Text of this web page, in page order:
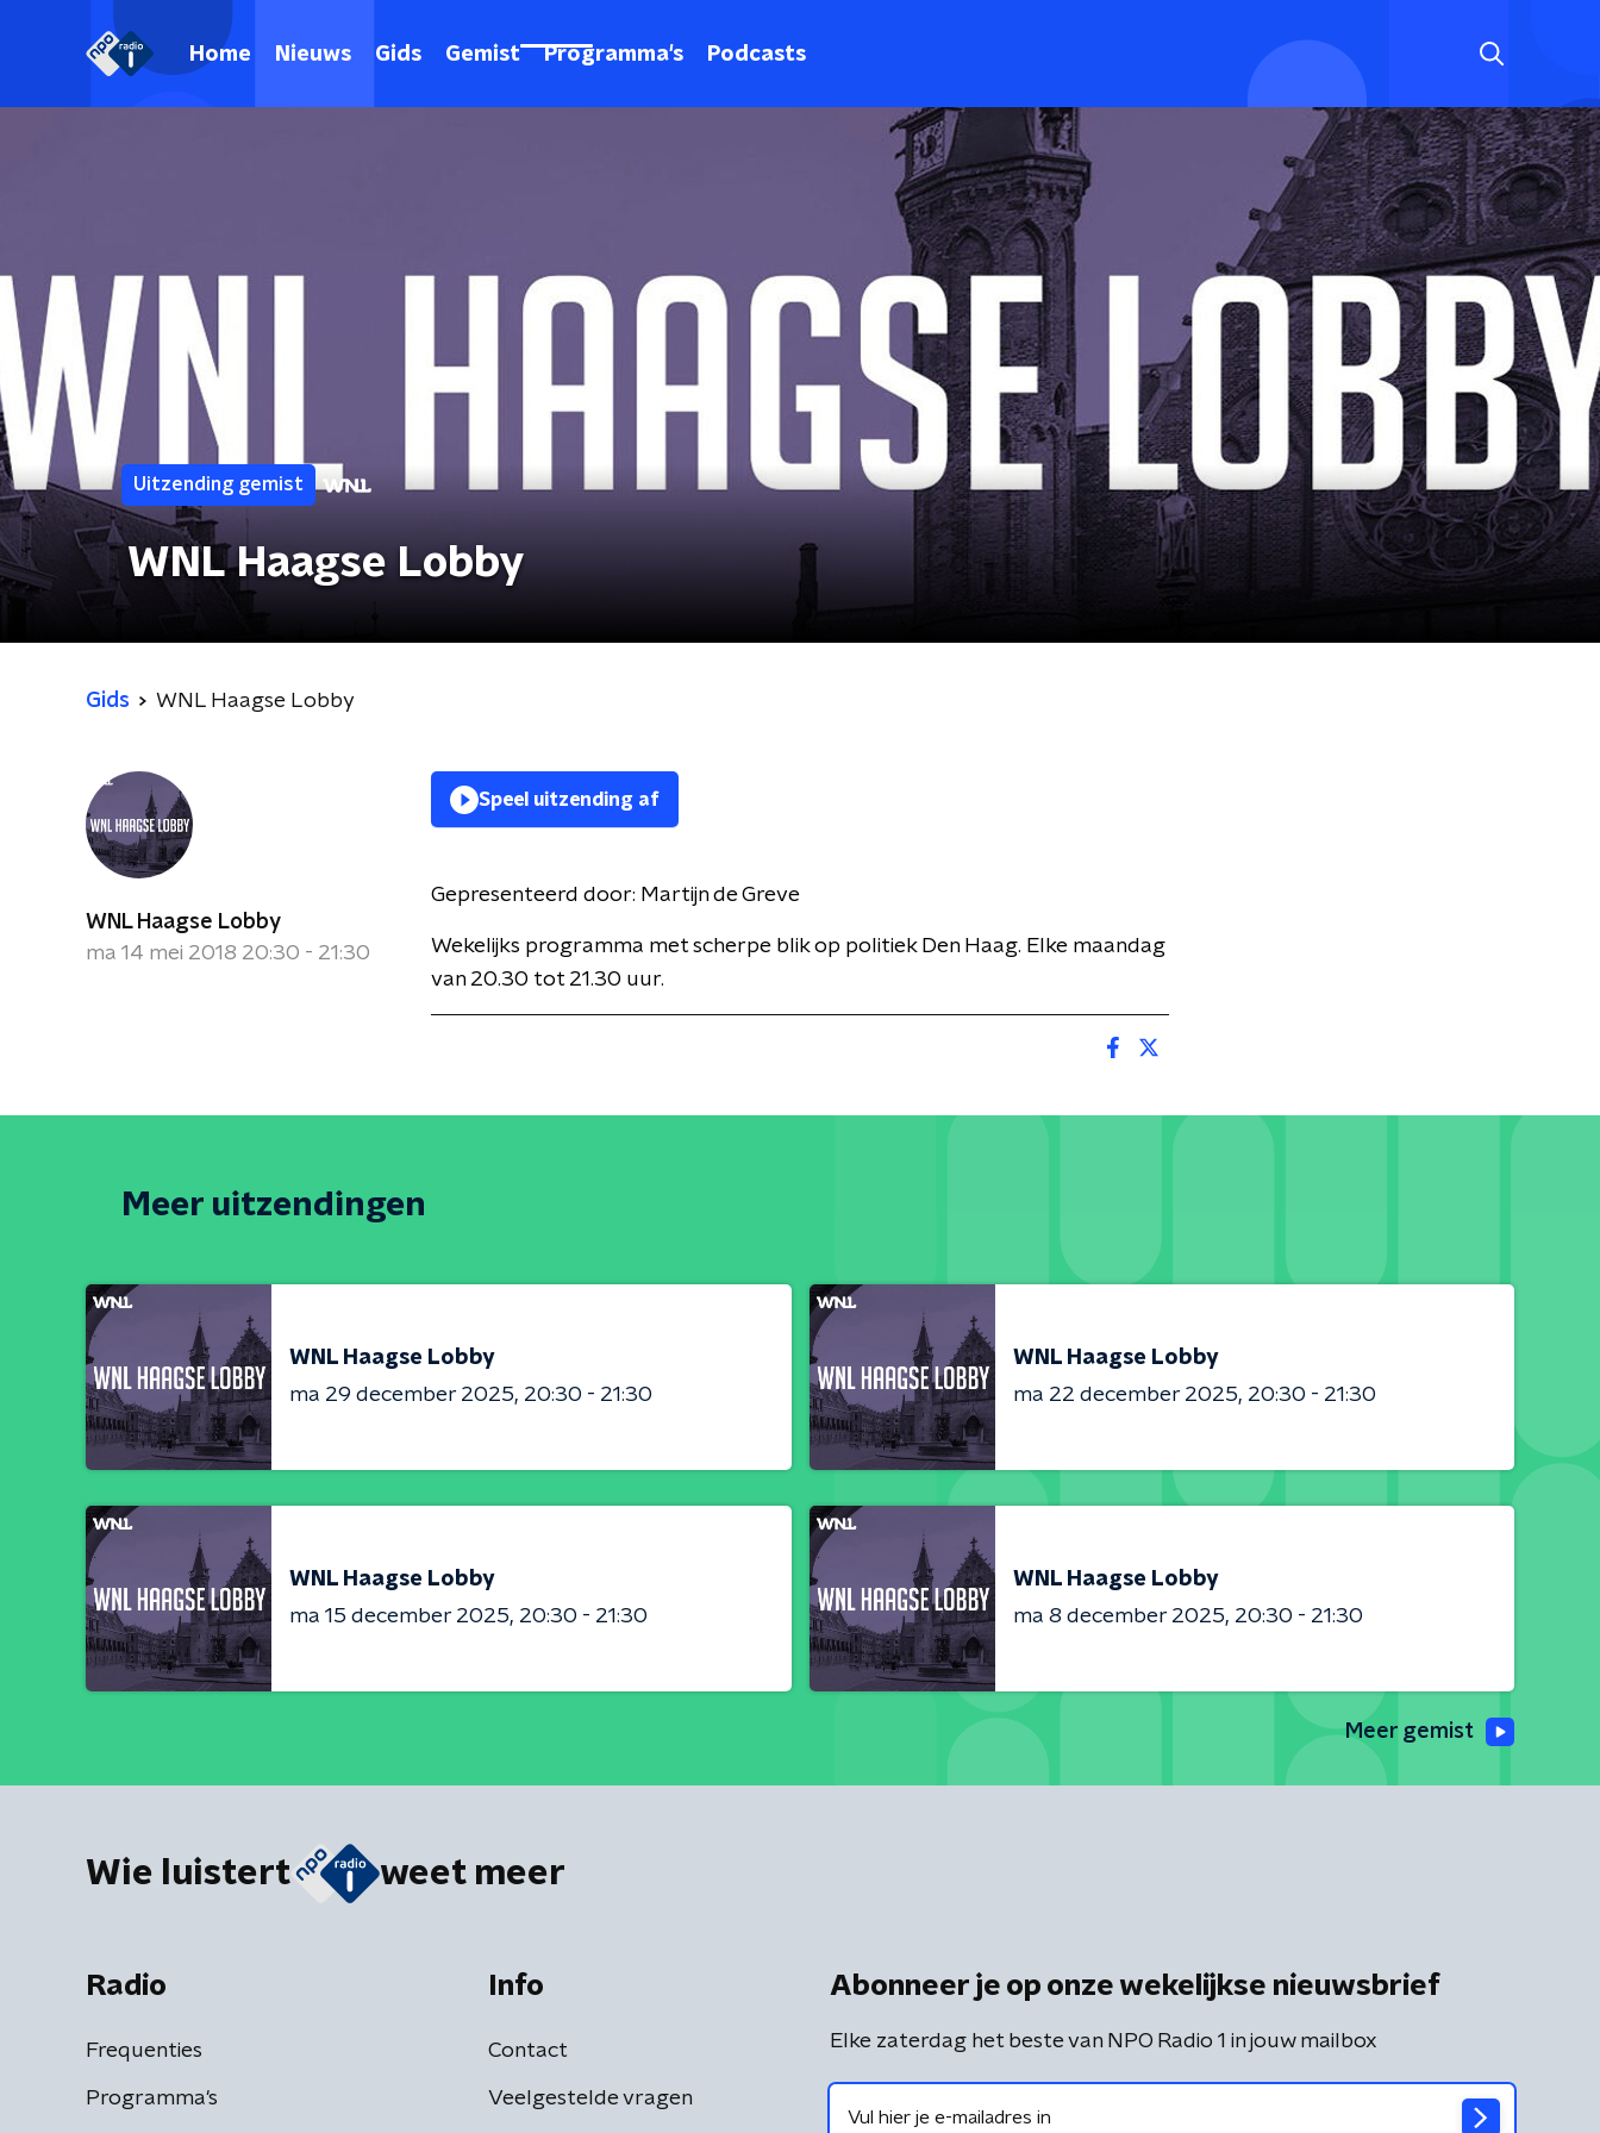
Home Nieuws Gids Gemist Programma's Podcasts
Uitzending gemist
WNL Haagse Lobby
Gids WNL Haagse Lobby
WNL Haagse Lobby
ma 14 mei 2018 20:30 - 21:30
Speel uitzending af
Gepresenteerd door: Martijn de Greve
Wekelijks programma met scherpe blik op politiek Den Haag. Elke maandag
van 20.30 tot 21.30 uur.
Meer uitzendingen
WNL Haagse Lobby
ma 29 december 2025 20:30 - 21:30
WNL Haagse Lobby
ma 22 december 2025 20:30 - 21:30
WNL Haagse Lobby
ma 15 december 2025 20:30 - 21:30
WNL Haagse Lobby
ma 8 december 2025 20:30 - 21:30
Meer gemist
Wie luistert weet meer
Radio
Frequenties
Programma's
Info
Contact
Veelgestelde vragen
Abonneer je op onze wekelijkse nieuwsbrief
Elke zaterdag het beste van NPO Radio 1 in jouw mailbox